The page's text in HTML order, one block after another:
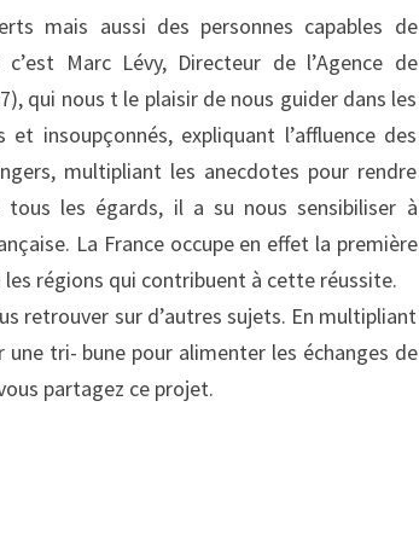
mais aussi des personnes capables de
Marc Lévy, Directeur de l’Agence de
qui nous t le plaisir de nous guider dans les
insoupçonnés, expliquant l’affluence des
multipliant les anecdotes pour rendre
les égards, il a su nous sensibiliser à
La France occupe en effet la première
les régions qui contribuent à cette réussite.
retrouver sur d’autres sujets. En multipliant
tri- bune pour alimenter les échanges de
partagez ce projet.